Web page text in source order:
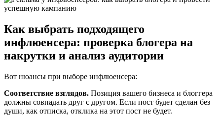
Как выбрать подходящего
инфлюенсера: проверка блогера на
накрутки и анализ аудитории
Вот нюансы при выборе инфлюенсера:
Соответствие взглядов. Позиция вашего бизнеса и блоггера
должны совпадать друг с другом. Если пост будет сделан без
души, как отписка, отклика на этот пост не будет.